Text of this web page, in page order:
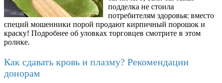
подделка не стоила
потребителям здоровья: вместо
специй мошенники порой продают кирпичный порошок и
краску! Подробнее об уловках торговцев смотрите в этом
ролике.
Как сдавать кровь и плазму? Рекомендации
донорам